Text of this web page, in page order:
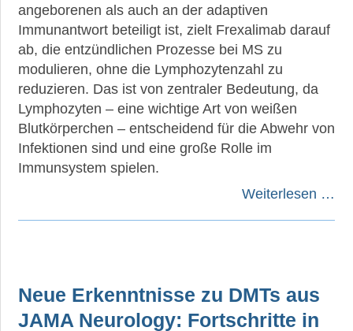
angeborenen als auch an der adaptiven
Immunantwort beteiligt ist, zielt Frexalimab darauf
ab, die entzündlichen Prozesse bei MS zu
modulieren, ohne die Lymphozytenzahl zu
reduzieren. Das ist von zentraler Bedeutung, da
Lymphozyten – eine wichtige Art von weißen
Blutkörperchen – entscheidend für die Abwehr von
Infektionen sind und eine große Rolle im
Immunsystem spielen.
Weiterlesen …
Neue Erkenntnisse zu DMTs aus
JAMA Neurology: Fortschritte in